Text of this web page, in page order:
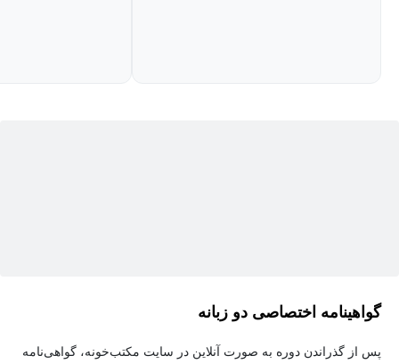
گواهینامه اختصاصی دو زبانه
پس از گذراندن دوره به صورت آنلاین در سایت مکتب‌خونه، گواهی‌نامه